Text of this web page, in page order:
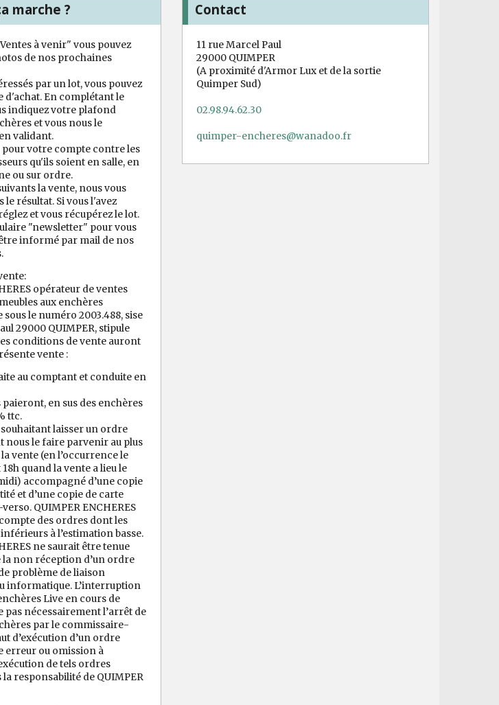
marche ?
à venir" vous pouvez
de nos prochaines
par un lot, vous pouvez
d'achat. En complétant le
indiquez votre plafond
et vous nous le
validant.
pour votre compte contre les
qu'ils soient en salle, en
ou sur ordre.
la vente, nous vous
résultat. Si vous l'avez
et vous récupérez le lot.
"newsletter" pour vous
informé par mail de nos
opérateur de ventes
aux enchères
sous le numéro 2003.488, sise
29000 QUIMPER, stipule
conditions de vente auront
vente :
au comptant et conduite en
paieront, en sus des enchères
ttc.
laisser un ordre
nous le faire parvenir au plus
vente (en l’occurrence le
quand la vente a lieu le
accompagné d’une copie
et d’une copie de carte
QUIMPER ENCHERES
des ordres dont les
à l’estimation basse.
ne saurait être tenue
la non réception d’un ordre
problème de liaison
informatique. L’interruption
Live en cours de
pas nécessairement l’arrêt de
par le commissaire-
d’exécution d’un ordre
erreur ou omission à
de tels ordres
la responsabilité de QUIMPER
Contact
11 rue Marcel Paul
29000 QUIMPER
(A proximité d'Armor Lux et de la sortie
Quimper Sud)
02.98.94.62.30
quimper-encheres@wanadoo.fr